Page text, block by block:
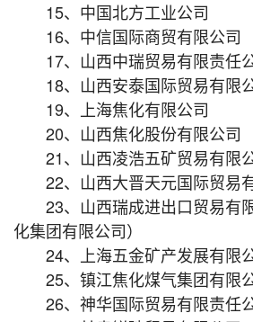
15、中国北方工业公司
16、中信国际商贸有限公司
17、山西中瑞贸易有限责任
18、山西安泰国际贸易有限
19、上海焦化有限公司
20、山西焦化股份有限公司
21、山西凌浩五矿贸易有限
22、山西大晋天元国际贸易
23、山西瑞成进出口贸易有
化集团有限公司）
24、上海五金矿产发展有限
25、镇江焦化煤气集团有限
26、神华国际贸易有限责任